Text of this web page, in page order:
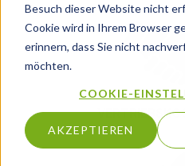
Besuch dieser Website nicht
Cookie wird in Ihrem Browser
erinnern, dass Sie nicht
möchten.
COOKIE-
AKZEPTIEREN
Kaufen
Über uns
Kontakt